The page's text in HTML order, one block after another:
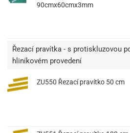
90cmx60cmx3mm
Řezací pravítka - s protiskluzovou
hliníkovém provedení
ZU550 Řezací pravítko 50 cm